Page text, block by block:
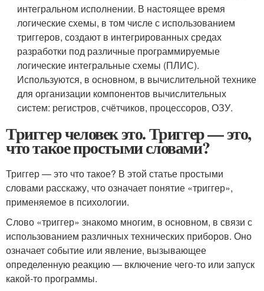
интегральном исполнении. В настоящее время
логические схемы, в том числе с использованием
триггеров, создают в интегрированных средах
разработки под различные программируемые
логические интегральные схемы (ПЛИС).
Используются, в основном, в вычислительной технике
для организации компонентов вычислительных
систем: регистров, счётчиков, процессоров, ОЗУ.
Триггер человек это. Триггер — это,
что такое простыми словами?
Триггер — это что такое? В этой статье простыми
словами расскажу, что означает понятие «триггер»,
применяемое в психологии.
Слово «триггер» знакомо многим, в основном, в связи с
использованием различных технических приборов. Оно
означает событие или явление, вызывающее
определенную реакцию — включение чего-то или запуск
какой-то программы.